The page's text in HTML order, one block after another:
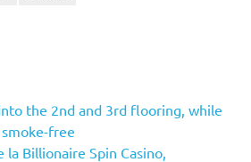
the 2nd and 3rd flooring, while
free
Billionaire Spin Casino,